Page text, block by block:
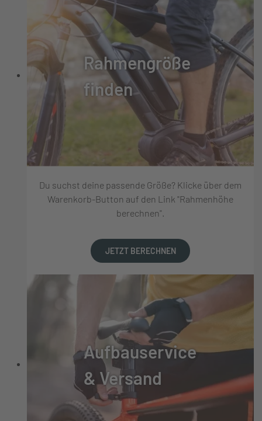
Rahmengröße
finden
Du suchst deine passende Größe? Klicke über dem
Warenkorb-Button auf den Link "Rahmenhöhe
berechnen".
JETZT BERECHNEN
Aufbauservice
& Versand